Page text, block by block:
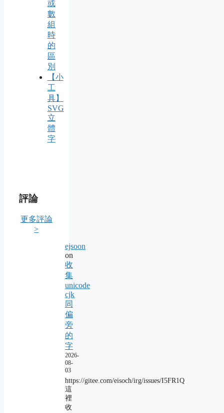
或
數
組
時
的
區
別
【小
工
具】
SVG
立
體
字
評論
更多評論
>
ejsoon
on
收
集
unicode
cjk
同
偏
旁
的
字
2026-
08-
03
https://gitee.com/eisoch/irg/issues/I5FR1Q
這
裡
收